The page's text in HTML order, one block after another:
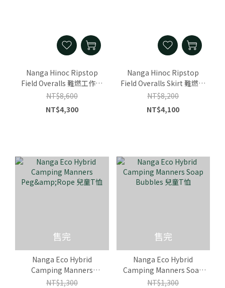
Nanga Hinoc Ripstop
Field Overalls 難燃工作褲
男
NT$8,600
NT$4,300
Nanga Hinoc Ripstop
Field Overalls Skirt 難燃工
作裙 女
NT$8,200
NT$4,100
售完
Nanga Eco Hybrid
Camping Manners
Peg&Rope 兒童T恤
NT$1,300
售完
Nanga Eco Hybrid
Camping Manners Soap
Bubbles 兒童T恤
NT$1,300